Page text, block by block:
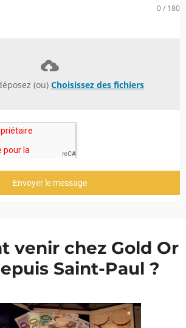
0 / 180
(ou) Choisissez des fichiers
Envoyer le message
venir chez Gold Or
Saint-Paul ?